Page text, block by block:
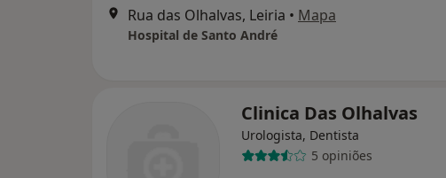
Rua das Olhalvas, Leiria • Mapa
Hospital de Santo André
Clinica Das Olhalvas
Urologista, Dentista
5 opiniões